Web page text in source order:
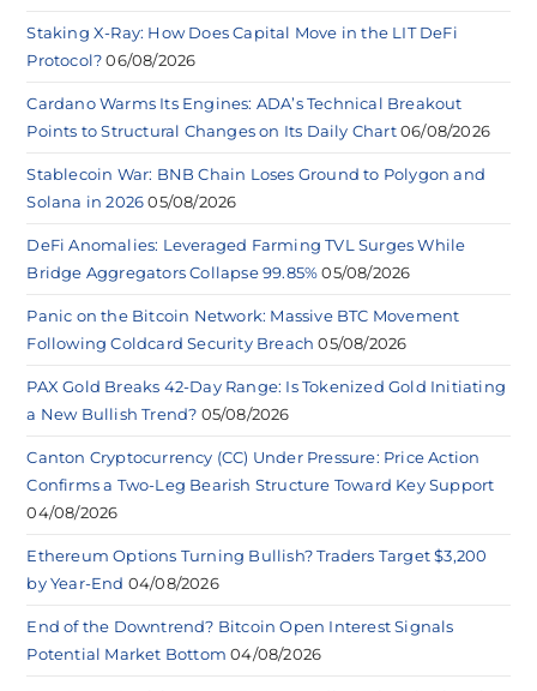
Staking X-Ray: How Does Capital Move in the LIT DeFi
Protocol? 06/08/2026
Cardano Warms Its Engines: ADA’s Technical Breakout
Points to Structural Changes on Its Daily Chart 06/08/2026
Stablecoin War: BNB Chain Loses Ground to Polygon and
Solana in 2026 05/08/2026
DeFi Anomalies: Leveraged Farming TVL Surges While
Bridge Aggregators Collapse 99.85% 05/08/2026
Panic on the Bitcoin Network: Massive BTC Movement
Following Coldcard Security Breach 05/08/2026
PAX Gold Breaks 42-Day Range: Is Tokenized Gold Initiating
a New Bullish Trend? 05/08/2026
Canton Cryptocurrency (CC) Under Pressure: Price Action
Confirms a Two-Leg Bearish Structure Toward Key Support
04/08/2026
Ethereum Options Turning Bullish? Traders Target $3,200
by Year-End 04/08/2026
End of the Downtrend? Bitcoin Open Interest Signals
Potential Market Bottom 04/08/2026